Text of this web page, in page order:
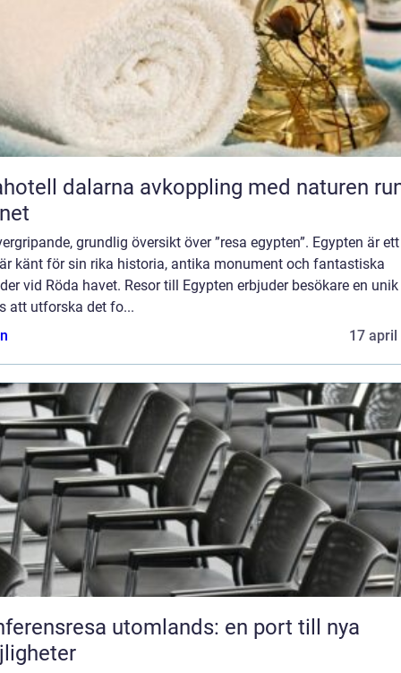
avkoppling med naturen runt
grundlig översikt över ”resa egypten”. Egypten är
känt för sin rika historia, antika monument och fantastiska
vid Röda havet. Resor till Egypten erbjuder besökare en unik
att utforska det fo...
17 april
utomlands: en port till nya